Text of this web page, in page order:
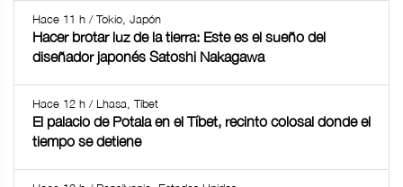
Hace 11 h / Tokio, Japón
Hacer brotar luz de la tierra: Este es el sueño del
diseñador japonés Satoshi Nakagawa
Hace 12 h / Lhasa, Tíbet
El palacio de Potala en el Tíbet, recinto colosal donde el
tiempo se detiene